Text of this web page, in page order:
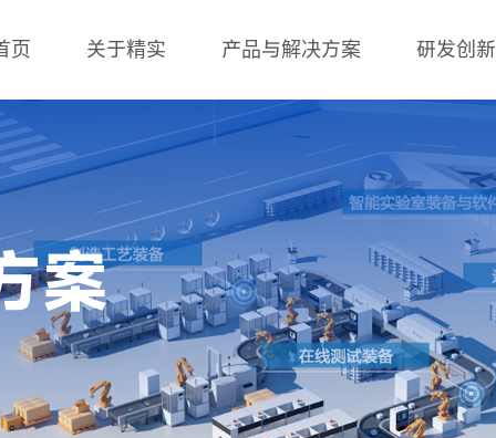
页 关于精实 产品与解决方案 研发创新
案